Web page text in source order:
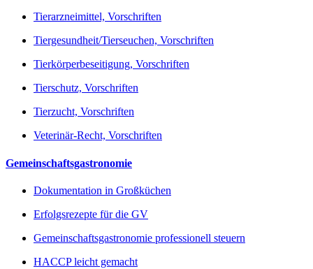
Tierarzneimittel, Vorschriften
Tiergesundheit/Tierseuchen, Vorschriften
Tierkörperbeseitigung, Vorschriften
Tierschutz, Vorschriften
Tierzucht, Vorschriften
Veterinär-Recht, Vorschriften
Gemeinschaftsgastronomie
Dokumentation in Großküchen
Erfolgsrezepte für die GV
Gemeinschaftsgastronomie professionell steuern
HACCP leicht gemacht